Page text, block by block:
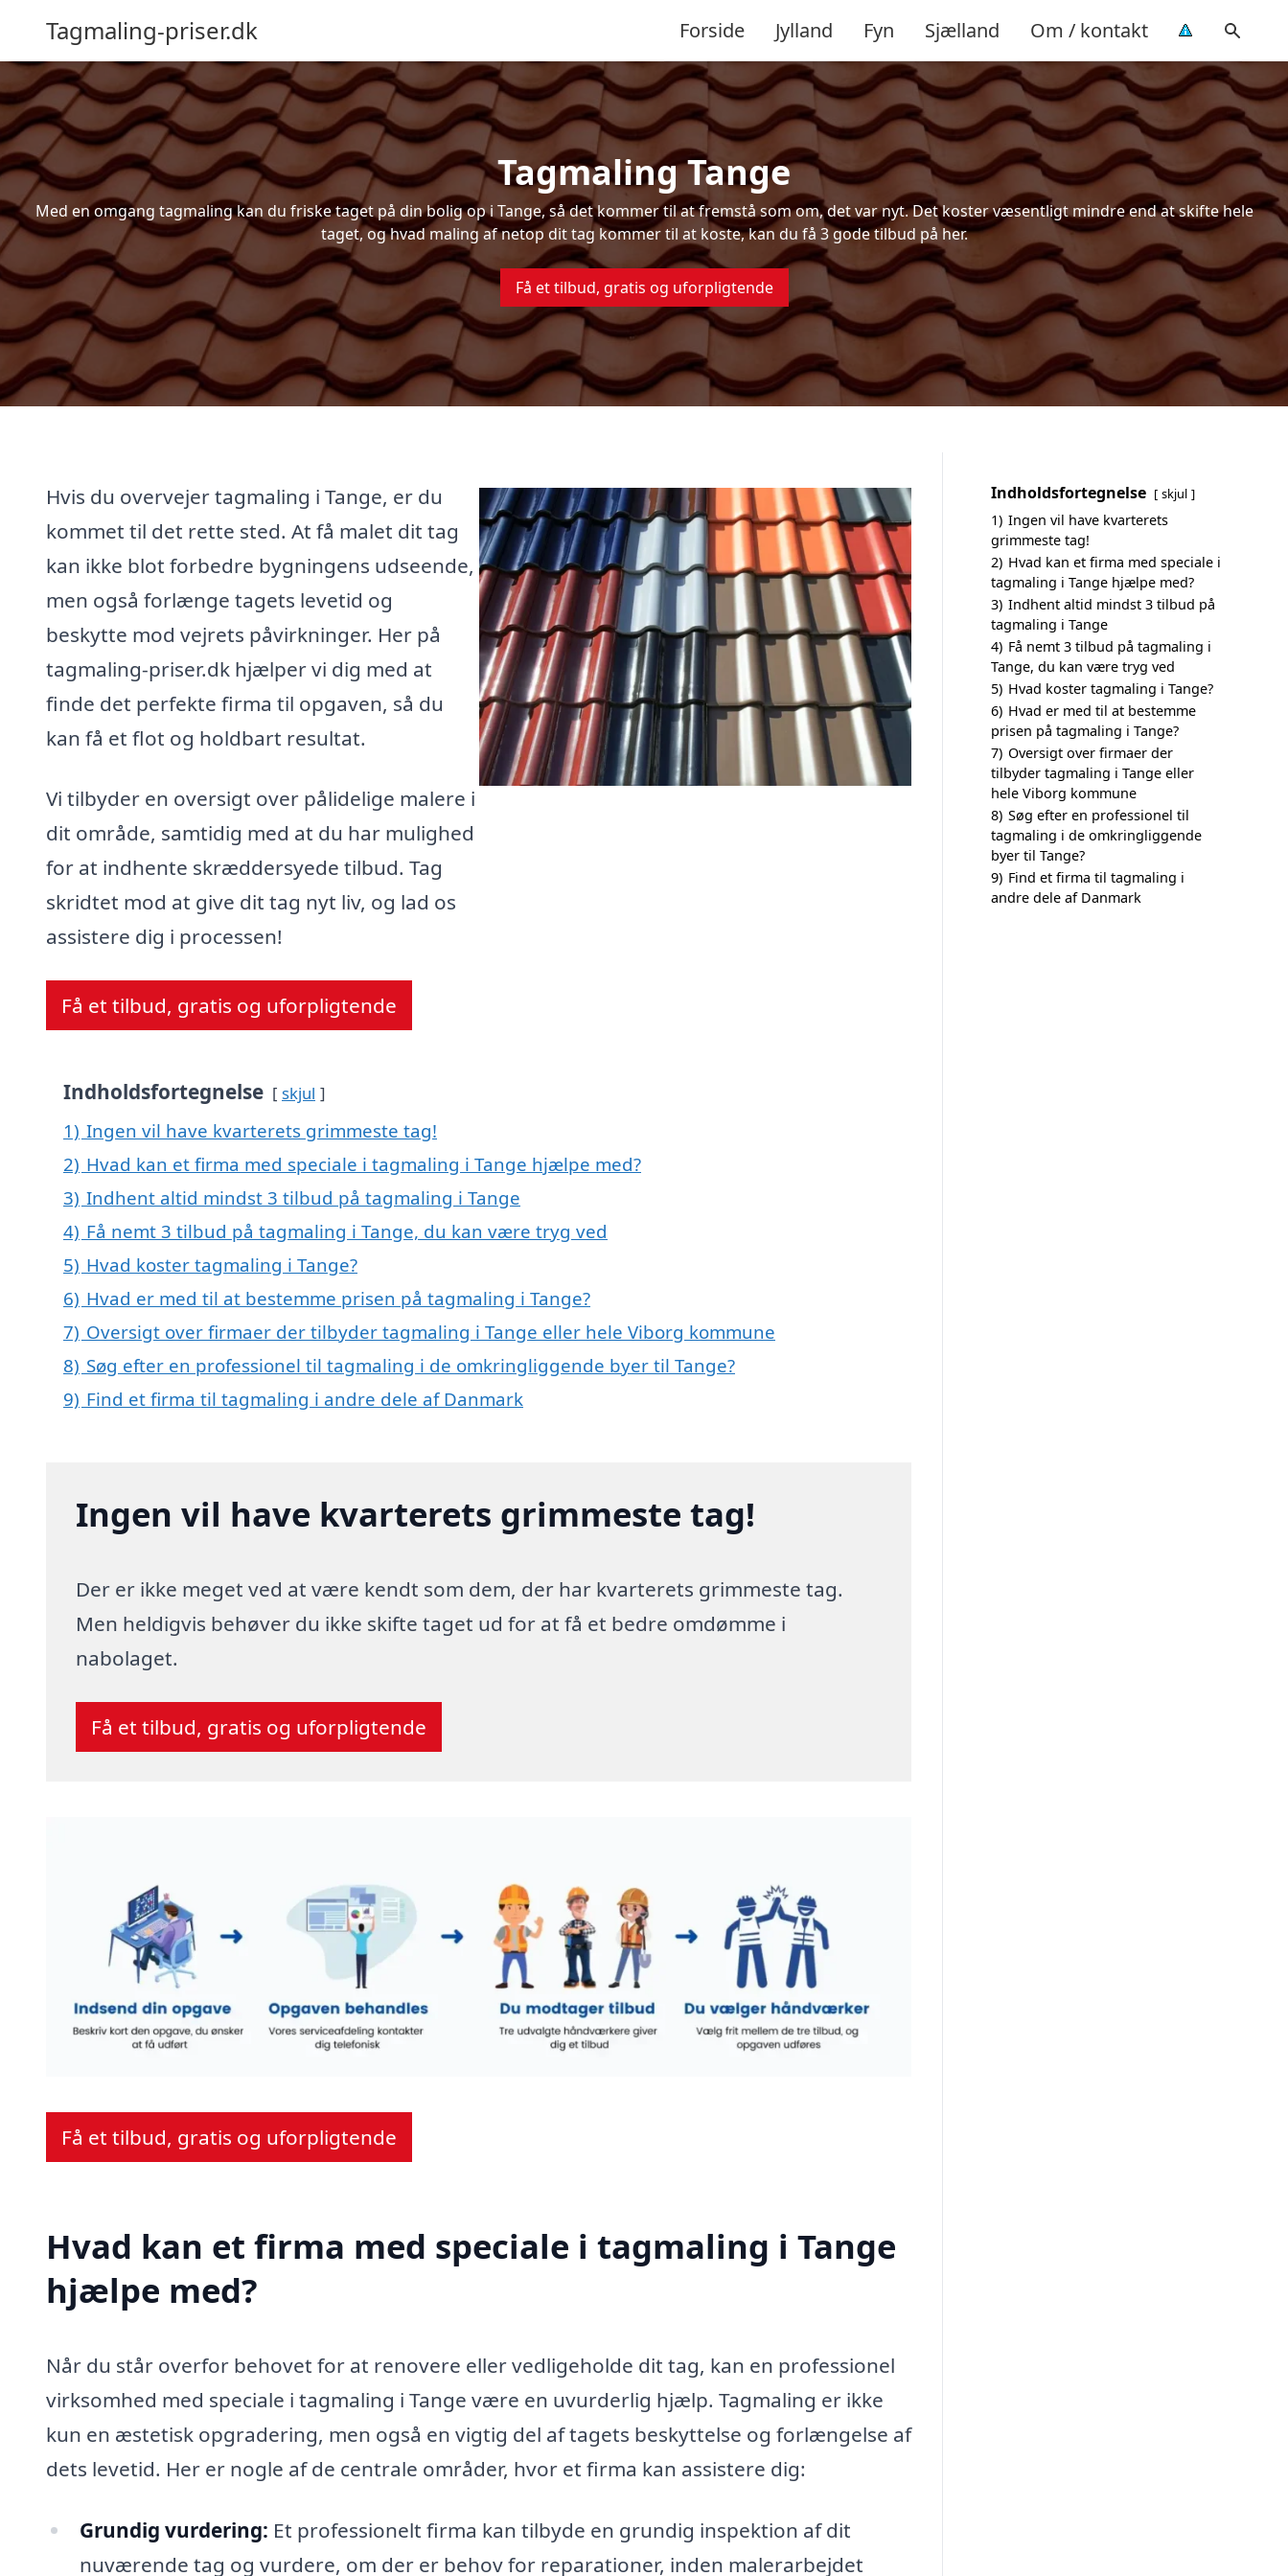
Tagmaling-priser.dk Forside Jylland Fyn Sjælland Om / kontakt
Tagmaling Tange
Med en omgang tagmaling kan du friske taget på din bolig op i Tange, så det kommer til at fremstå som om, det var nyt. Det koster væsentligt mindre end at skifte hele
taget, og hvad maling af netop dit tag kommer til at koste, kan du få 3 gode tilbud på her.
Få et tilbud, gratis og uforpligtende
Hvis du overvejer tagmaling i Tange, er du
kommet til det rette sted. At få malet dit tag
kan ikke blot forbedre bygningens udseende,
men også forlænge tagets levetid og
beskytte mod vejrets påvirkninger. Her på
tagmaling-priser.dk hjælper vi dig med at
finde det perfekte firma til opgaven, så du
kan få et flot og holdbart resultat.
Vi tilbyder en oversigt over pålidelige malere i
dit område, samtidig med at du har mulighed
for at indhente skræddersyede tilbud. Tag
skridtet mod at give dit tag nyt liv, og lad os
assistere dig i processen!
Få et tilbud, gratis og uforpligtende
Indholdsfortegnelse skjul
1) Ingen vil have kvarterets grimmeste tag!
2) Hvad kan et firma med speciale i tagmaling i Tange hjælpe med?
3) Indhent altid mindst 3 tilbud på tagmaling i Tange
4) Få nemt 3 tilbud på tagmaling i Tange, du kan være tryg ved
5) Hvad koster tagmaling i Tange?
6) Hvad er med til at bestemme prisen på tagmaling i Tange?
7) Oversigt over firmaer der tilbyder tagmaling i Tange eller hele Viborg kommune
8) Søg efter en professionel til tagmaling i de omkringliggende byer til Tange?
9) Find et firma til tagmaling i andre dele af Danmark
Ingen vil have kvarterets grimmeste tag!
Der er ikke meget ved at være kendt som dem, der har kvarterets grimmeste tag.
Men heldigvis behøver du ikke skifte taget ud for at få et bedre omdømme i
nabolaget.
Få et tilbud, gratis og uforpligtende
Få et tilbud, gratis og uforpligtende
Hvad kan et firma med speciale i tagmaling i Tange
hjælpe med?
Når du står overfor behovet for at renovere eller vedligeholde dit tag, kan en professionel
virksomhed med speciale i tagmaling i Tange være en uvurderlig hjælp. Tagmaling er ikke
kun en æstetisk opgradering, men også en vigtig del af tagets beskyttelse og forlængelse af
dets levetid. Her er nogle af de centrale områder, hvor et firma kan assistere dig:
Grundig vurdering: Et professionelt firma kan tilbyde en grundig inspektion af dit
nuværende tag og vurdere, om der er behov for reparationer, inden malerarbejdet
Indholdsfortegnelse skjul
1) Ingen vil have kvarterets
grimmeste tag!
2) Hvad kan et firma med speciale i
tagmaling i Tange hjælpe med?
3) Indhent altid mindst 3 tilbud på
tagmaling i Tange
4) Få nemt 3 tilbud på tagmaling i
Tange, du kan være tryg ved
5) Hvad koster tagmaling i Tange?
6) Hvad er med til at bestemme
prisen på tagmaling i Tange?
7) Oversigt over firmaer der
tilbyder tagmaling i Tange eller
hele Viborg kommune
8) Søg efter en professionel til
tagmaling i de omkringliggende
byer til Tange?
9) Find et firma til tagmaling i
andre dele af Danmark